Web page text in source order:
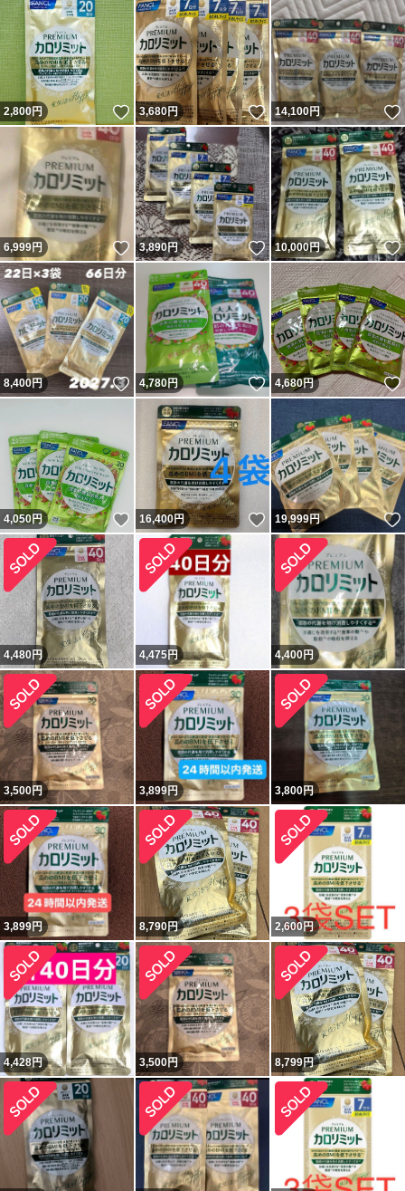
2,800円 いいね！
3,680円 いいね！
14,100円
6,999円 いいね！
3,890円 いいね！
10,000円
8,400円 いいね！
4,780円 いいね！
4,680円
4,050円 いいね！
16,400円 いいね！
19,999円
4,480円 4,475円 4,400円
3,500円 3,899円 3,800円
3,899円 8,790円 2,600円
4,428円 3,500円 8,799円